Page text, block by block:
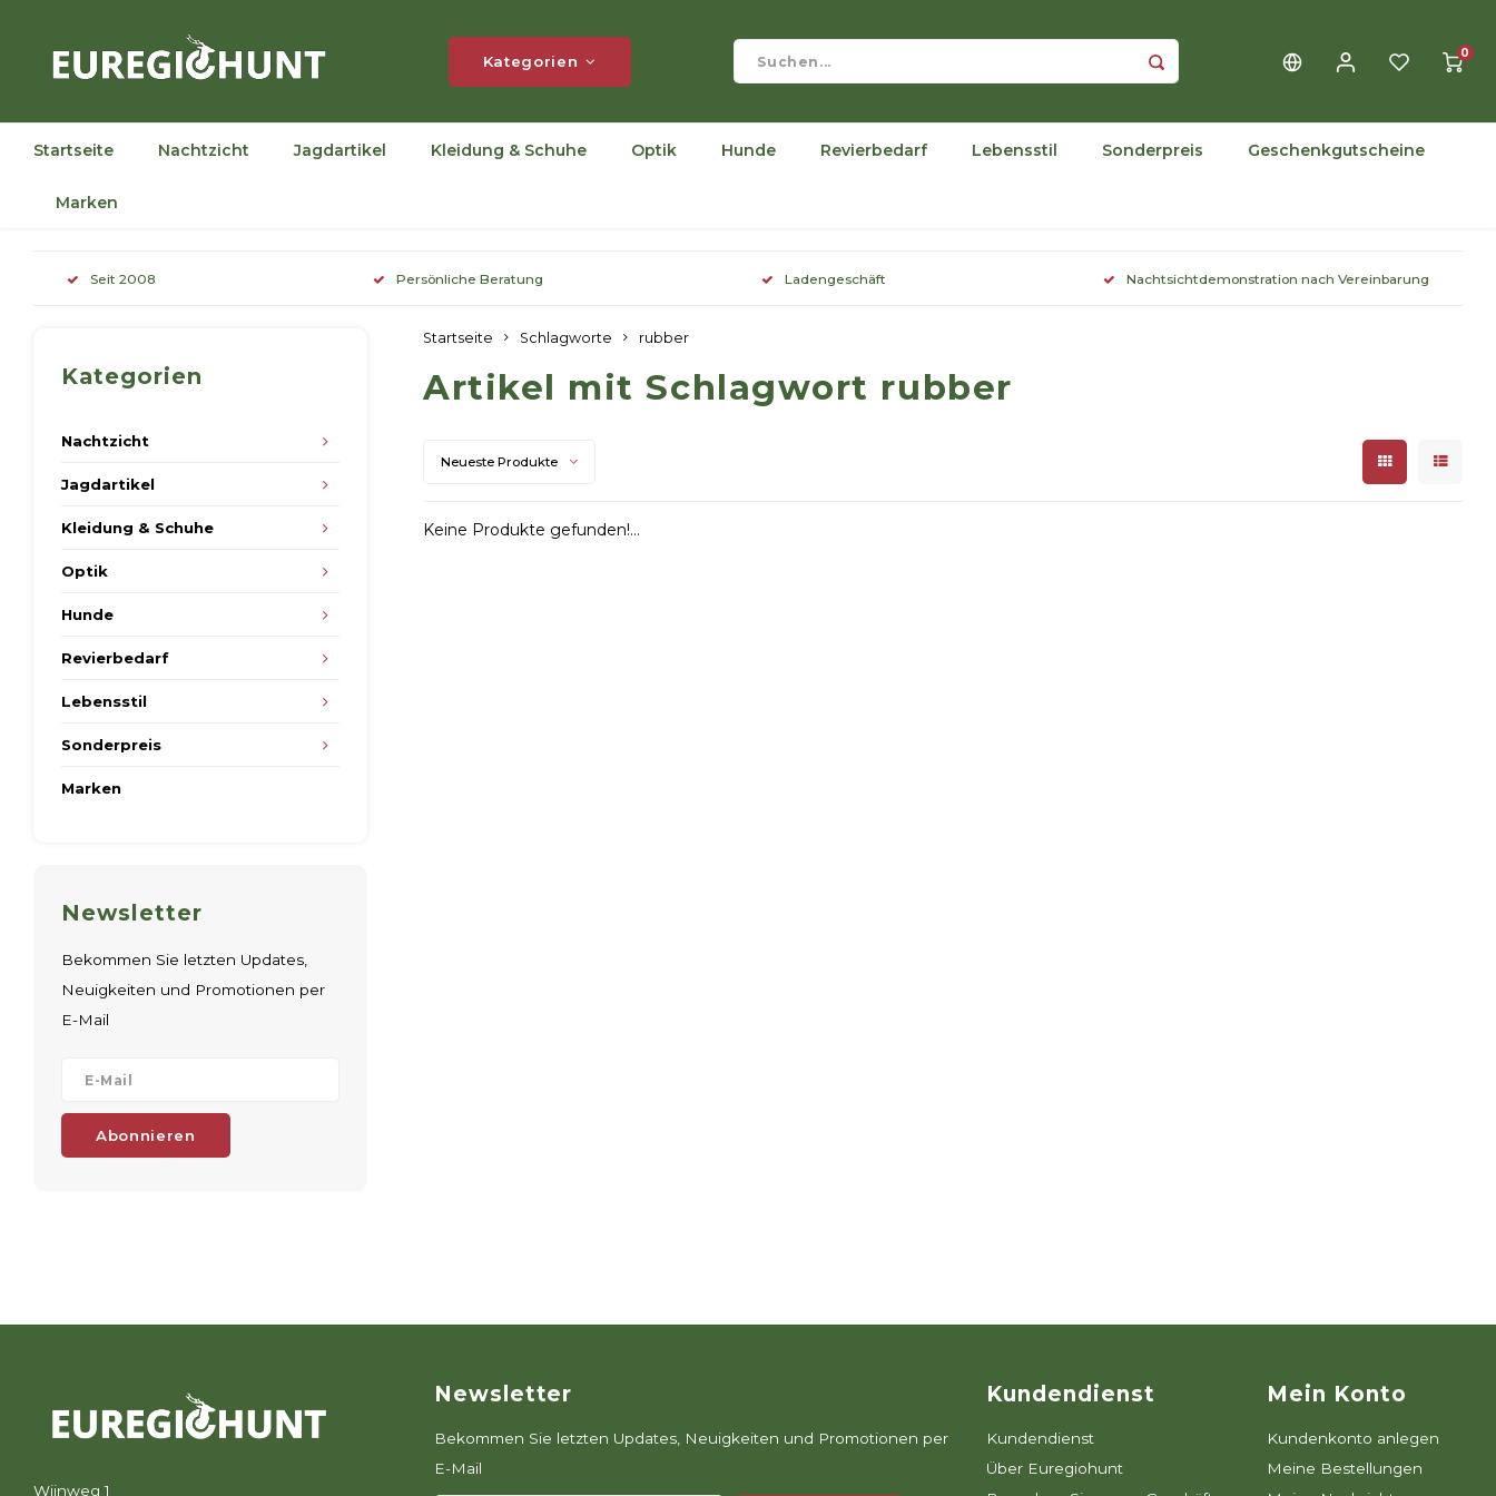
Kategorien 0
Startseite Nachtzicht Jagdartikel Kleidung & Schuhe Optik Hunde Revierbedarf Lebensstil Sonderpreis Geschenkgutscheine
Marken
Seit 2008 Persönliche Beratung Ladengeschäft Nachtsichtdemonstration nach Vereinbarung
Kategorien
Nachtzicht
Jagdartikel
Kleidung & Schuhe
Optik
Hunde
Revierbedarf
Lebensstil
Sonderpreis
Marken
Newsletter
Bekommen Sie letzten Updates,
Neuigkeiten und Promotionen per
E-Mail
Abonnieren
Startseite Schlagworte rubber
Artikel mit Schlagwort rubber
Neueste Produkte
Keine Produkte gefunden!...
Wijnweg 1
Newsletter
Bekommen Sie letzten Updates, Neuigkeiten und Promotionen per
E-Mail
Kundendienst
Kundendienst
Über Euregiohunt
Mein Konto
Kundenkonto anlegen
Meine Bestellungen